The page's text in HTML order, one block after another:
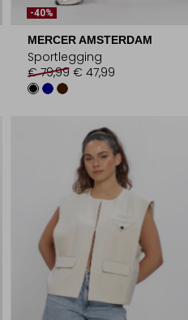
-40%
MERCER AMSTERDAM
Sportlegging
€ 79,99 € 47,99